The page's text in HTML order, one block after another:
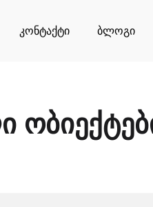
კონტაქტი ბლოგი